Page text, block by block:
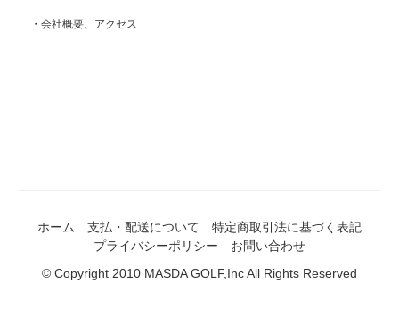
・会社概要、アクセス
ホーム 支払・配送について
特定商取引法に基づく表記
プライバシーポリシー
お問い合わせ
© Copyright 2010 MASDA GOLF,Inc All Rights Reserved